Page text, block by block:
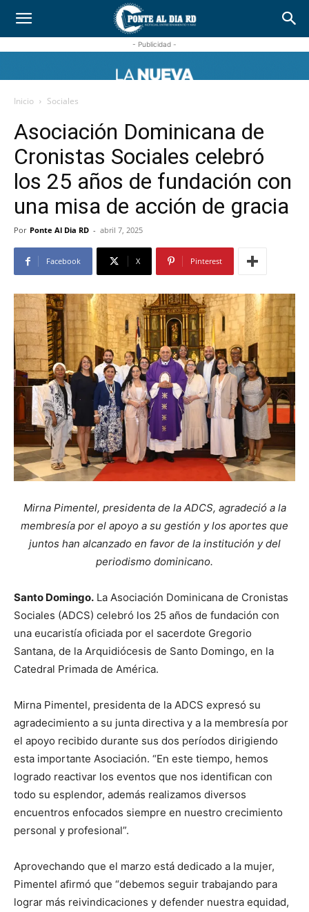
- Publicidad -
Inicio Sociales
Asociación Dominicana de
Cronistas Sociales celebró
los 25 años de fundación con
una misa de acción de gracia
Por Ponte Al Dia RD - abril 7, 2025
Facebook X Pinterest
Mirna Pimentel, presidenta de la ADCS, agradeció a la
membresía por el apoyo a su gestión y los aportes que
juntos han alcanzado en favor de la institución y del
periodismo dominicano.
Santo Domingo. La Asociación Dominicana de Cronistas
Sociales (ADCS) celebró los 25 años de fundación con
una eucaristía oficiada por el sacerdote Gregorio
Santana, de la Arquidiócesis de Santo Domingo, en la
Catedral Primada de América.
Mirna Pimentel, presidenta de la ADCS expresó su
agradecimiento a su junta directiva y a la membresía por
el apoyo recibido durante sus dos períodos dirigiendo
esta importante Asociación. “En este tiempo, hemos
logrado reactivar los eventos que nos identifican con
todo su esplendor, además realizamos diversos
encuentros enfocados siempre en nuestro crecimiento
personal y profesional”.
Aprovechando que el marzo está dedicado a la mujer,
Pimentel afirmó que “debemos seguir trabajando para
lograr más reivindicaciones y defender nuestra equidad,